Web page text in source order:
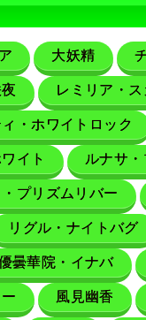
大妖精
レミリア・ス
・ホワイトロック
イト ルナサ
プリズムリバー
リグル・ナイトバグ
曇華院・イナバ
風見幽香